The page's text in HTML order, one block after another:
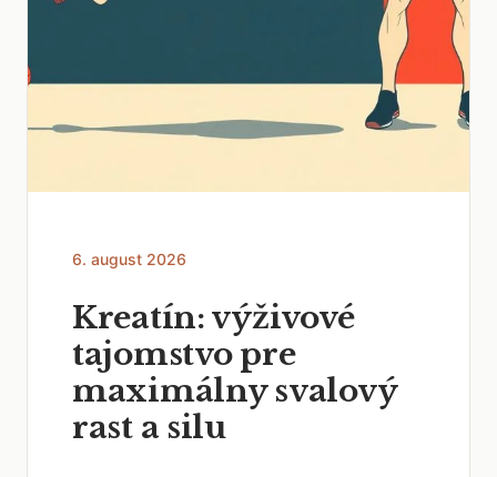
6. august 2026
Kreatín: výživové
tajomstvo pre
maximálny svalový
rast a silu